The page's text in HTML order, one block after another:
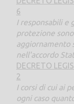
6
I responsabili e
protezione
aggiornamento
nell'accordo
DECRETO
2
I corsi di cui ai
ogni caso